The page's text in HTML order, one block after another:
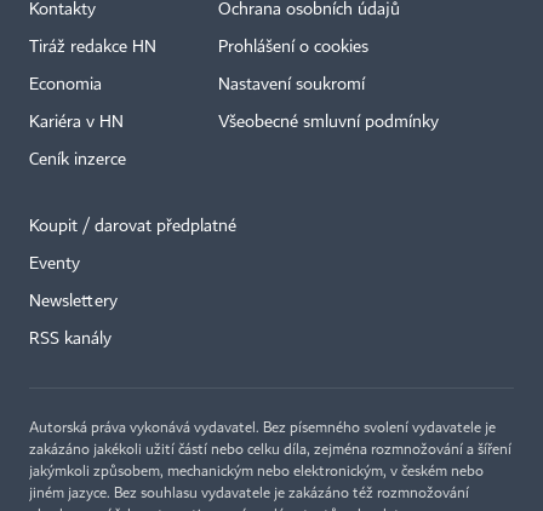
Kontakty
Tiráž redakce HN
Economia
Kariéra v HN
Ceník inzerce
Ochrana osobních údajů
Prohlášení o cookies
Nastavení soukromí
Všeobecné smluvní podmínky
Koupit / darovat předplatné
Eventy
Newslettery
RSS kanály
Autorská práva vykonává vydavatel. Bez písemného svolení vydavatele je
zakázáno jakékoli užití částí nebo celku díla, zejména rozmnožování a šíření
jakýmkoli způsobem, mechanickým nebo elektronickým, v českém nebo
jiném jazyce. Bez souhlasu vydavatele je zakázáno též rozmnožování